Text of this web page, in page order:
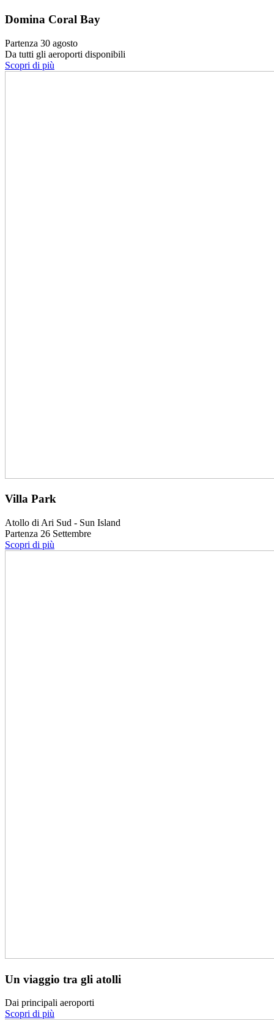
Domina Coral Bay
Partenza 30 agosto
Da tutti gli aeroporti disponibili
Scopri di più
Villa Park
Atollo di Ari Sud - Sun Island
Partenza 26 Settembre
Scopri di più
Un viaggio tra gli atolli
Dai principali aeroporti
Scopri di più